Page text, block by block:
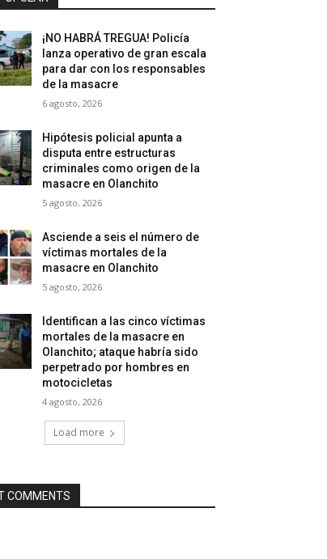
¡NO HABRÁ TREGUA! Policía
lanza operativo de gran escala
para dar con los responsables
de la masacre
6 agosto, 2026
Hipótesis policial apunta a
disputa entre estructuras
criminales como origen de la
masacre en Olanchito
5 agosto, 2026
Asciende a seis el número de
víctimas mortales de la
masacre en Olanchito
5 agosto, 2026
Identifican a las cinco víctimas
mortales de la masacre en
Olanchito; ataque habría sido
perpetrado por hombres en
motocicletas
4 agosto, 2026
Load more
COMMENTS